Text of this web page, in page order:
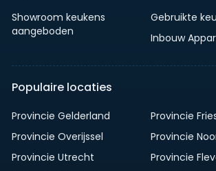
Showroom keukens
aangeboden
Gebruikte
Inbouw
Populaire locaties
Provincie Gelderland
Provincie
Provincie Overijssel
Provincie
Provincie Utrecht
Provincie